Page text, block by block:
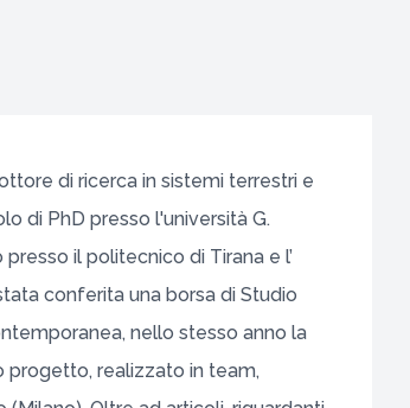
di ricerca in sistemi terrestri e
di PhD presso l'università G.
il politecnico di Tirana e l’
conferita una borsa di Studio
nello stesso anno la
progetto, realizzato in team,